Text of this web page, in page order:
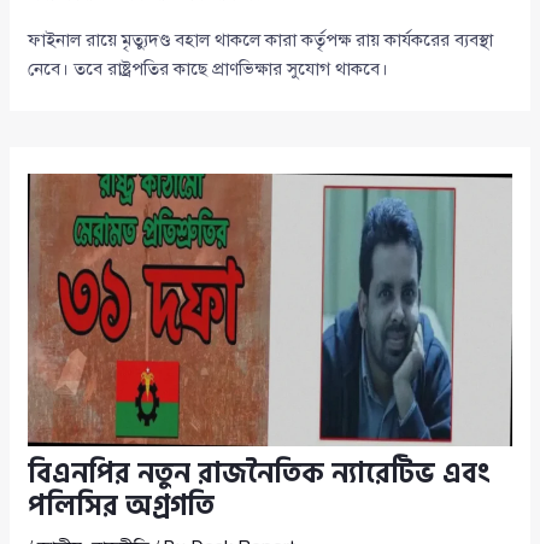
ফাইনাল রায়ে মৃত্যুদণ্ড বহাল থাকলে কারা কর্তৃপক্ষ রায় কার্যকরের ব্যবস্থা
নেবে। তবে রাষ্ট্রপতির কাছে প্রাণভিক্ষার সুযোগ থাকবে।
বিএনপির নতুন রাজনৈতিক ন্যারেটিভ এবং
পলিসির অগ্রগতি